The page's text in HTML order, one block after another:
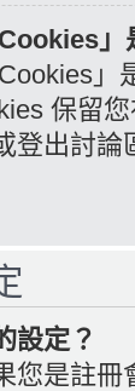
保留
登出討
設定？
您是註